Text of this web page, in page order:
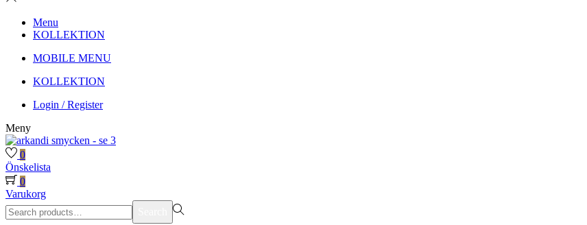
Menu
KOLLEKTION
MOBILE MENU
KOLLEKTION
Login / Register
Meny
0
Önskelista
0
Varukorg
Search
for:>